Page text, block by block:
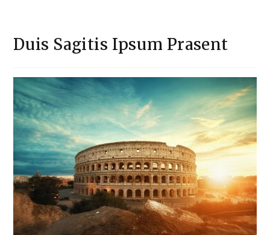
Duis Sagitis Ipsum Prasent